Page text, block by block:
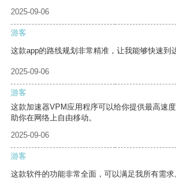
2025-09-06
游客
这款app的路线规划非常精准，让我能够快速到
2025-09-06
游客
这款加速器VPM应用程序可以给你提供最高速
助你在网络上自由移动。
2025-09-06
游客
这款软件的功能非常全面，可以满足我所有需求